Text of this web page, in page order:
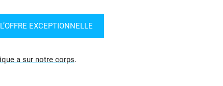
EXCEPTIONNELLE
a sur notre corps.